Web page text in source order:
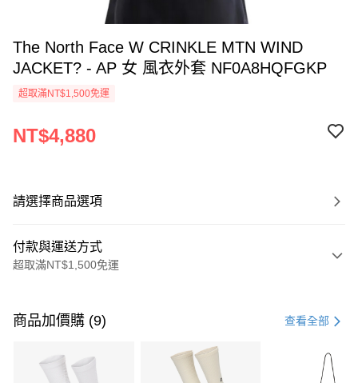
The North Face W CRINKLE MTN WIND
JACKET? - AP 女 風衣外套 NF0A8HQFGKP
超取滿NT$1,500免運
NT$4,880
請選擇商品選項
付款與運送方式
超取滿NT$1,500免運
信用卡一次付款
3 期 0 利率 每期 21家銀行
商品加價購 (9) 查看全部